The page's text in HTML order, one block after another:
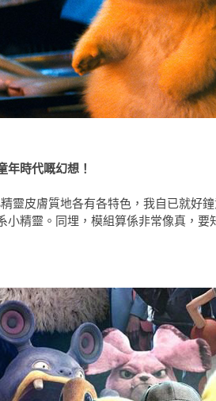
年時代嘅幻想！
靈皮膚質地各有各特色，我自已就好
精靈。同埋，模組算係非常像真，要